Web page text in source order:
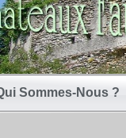
Sommes-Nous ?